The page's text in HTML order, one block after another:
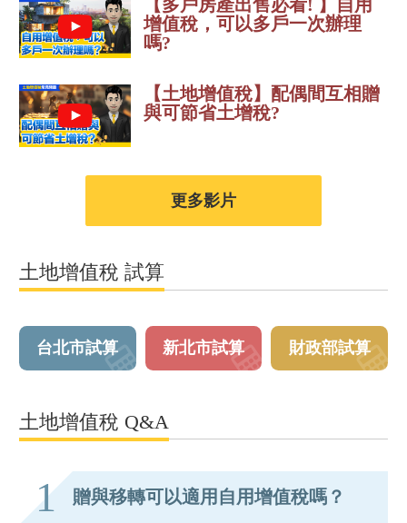
【多戶房產出售必看! 】自用
增值稅，可以多戶一次辦理
嗎?
【土地增值稅】配偶間互相贈
與可節省土增稅?
更多影片
土地增值稅 試算
台北市試算 新北市試算 財政部試算
土地增值稅 Q&A
1 贈與移轉可以適用自用增值稅嗎？